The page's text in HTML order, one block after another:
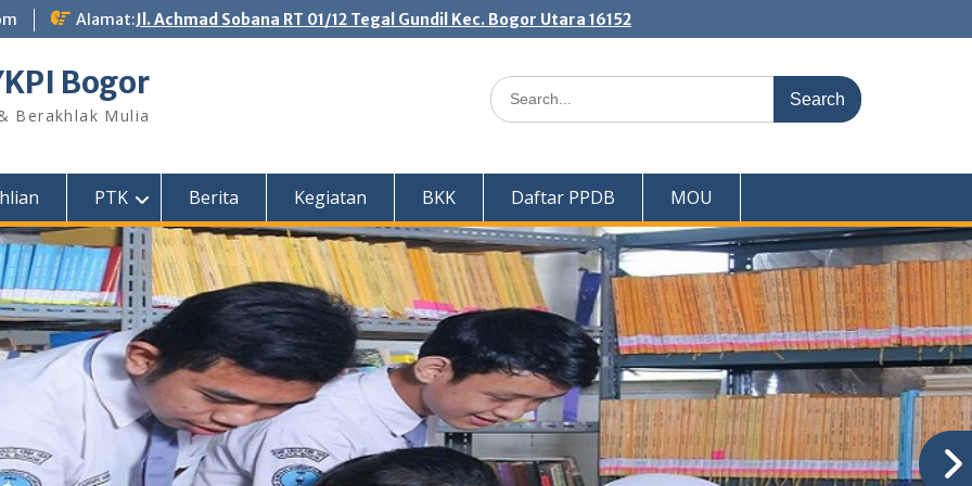
Alamat:Jl. Achmad Sobana RT 01/12 Tegal Gundil Kec. Bogor Utara 16152
Bogor
Berakhlak Mulia
Search
for:
PTK Berita Kegiatan BKK Daftar PPDB MOU